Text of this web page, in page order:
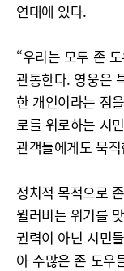
연대에 있다.
“우리는 모두 존
관통한다. 영웅은
한 개인이라는 점
로를 위로하는 시
관객들에게도 묵
정치적 목적으로
윌러비는 위기를
권력이 아닌 시민
아 수많은 존 도우